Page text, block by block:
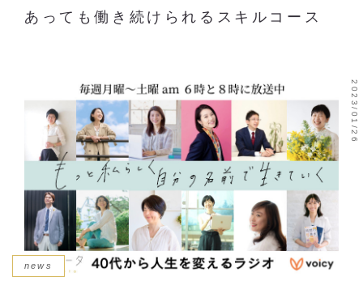
あっても働き続けられるスキルコース
news
2023/01/26